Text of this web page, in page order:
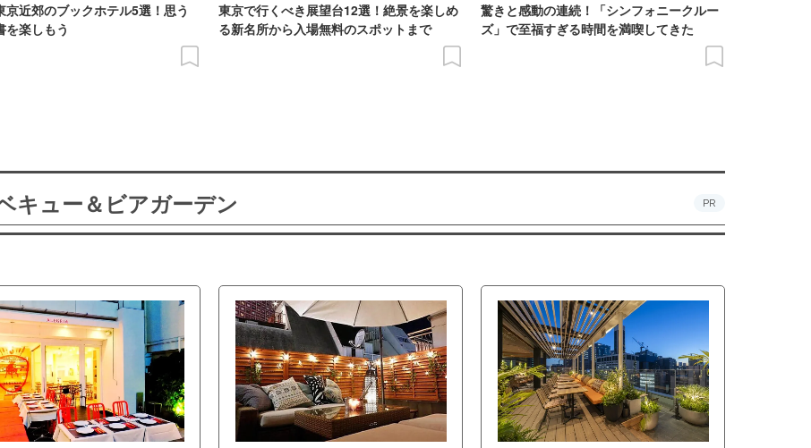
京近郊のブックホテル5選！思う
を楽しもう
東京で行くべき展望台12選！絶景を楽しめ
る新名所から入場無料のスポットまで
驚きと感動の連続！「シンフォニークルー
ズ」で至福すぎる時間を満喫してきた
キュー＆ビアガーデン PR